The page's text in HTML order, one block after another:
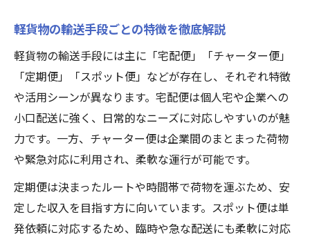
ニーズに合わせた軽貨物輸送の選び方解説
宅配やチャーターなど軽貨物方式を徹底比
軽貨物運送業の配送方法ごとの活用場面と
は
荷物の大きさや距離別に最適な軽貨物を選
択
軽貨物の配送手段をシーン別に比較検証
自分に合う軽貨物輸送の見極め方は
目的別に選ぶ軽貨物輸送の最適な方法とは
軽貨物の輸送手段ごとの特徴を徹底解説
軽貨物の輸送手段には主に「宅配便」「チャーター便」
「定期便」「スポット便」などが存在し、それぞれ特徴
や活用シーンが異なります。宅配便は個人宅や企業への
小口配送に強く、日常的なニーズに対応しやすいのが魅
力です。一方、チャーター便は企業間のまとまった荷物
や緊急対応に利用され、柔軟な運行が可能です。
定期便は決まったルートや時間帯で荷物を運ぶため、安
定した収入を目指す方に向いています。スポット便は単
発依頼に対応するため、臨時や急な配送にも柔軟に対応